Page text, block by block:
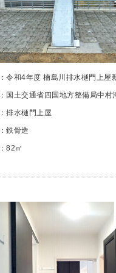
：令和4年度 楠島川排水樋門上屋
：国土交通省四国地方整備局中村
：排水樋門上屋
：鉄骨造
：82㎡